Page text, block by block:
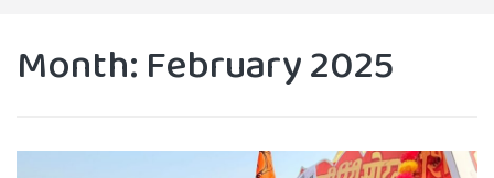
Month:February 2025